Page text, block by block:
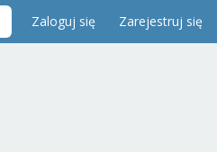
Zaloguj się Zarejestruj się